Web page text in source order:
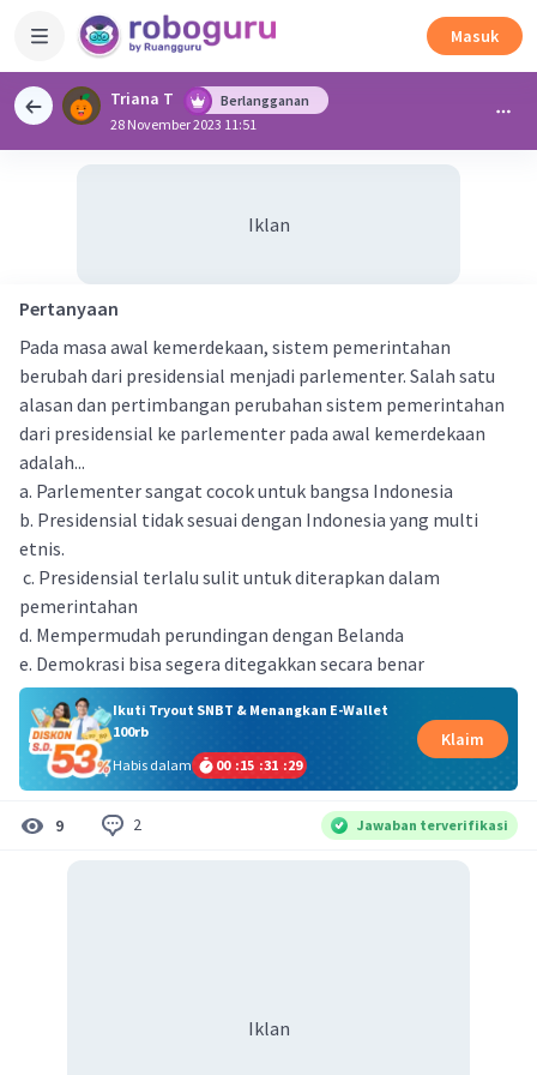
Masuk
Triana T
Berlangganan
28 November 2023 11:51
Iklan
Pertanyaan
Pada masa awal kemerdekaan, sistem pemerintahan
berubah dari presidensial menjadi parlementer. Salah satu
alasan dan pertimbangan perubahan sistem pemerintahan
dari presidensial ke parlementer pada awal kemerdekaan
adalah...
a. Parlementer sangat cocok untuk bangsa Indonesia
b. Presidensial tidak sesuai dengan Indonesia yang multi
etnis.
c. Presidensial terlalu sulit untuk diterapkan dalam
pemerintahan
d. Mempermudah perundingan dengan Belanda
e. Demokrasi bisa segera ditegakkan secara benar
Ikuti Tryout SNBT & Menangkan E-Wallet
100rb
Habis dalam
00 :15 :31 :29
Klaim
9 2 Jawaban terverifikasi
Iklan